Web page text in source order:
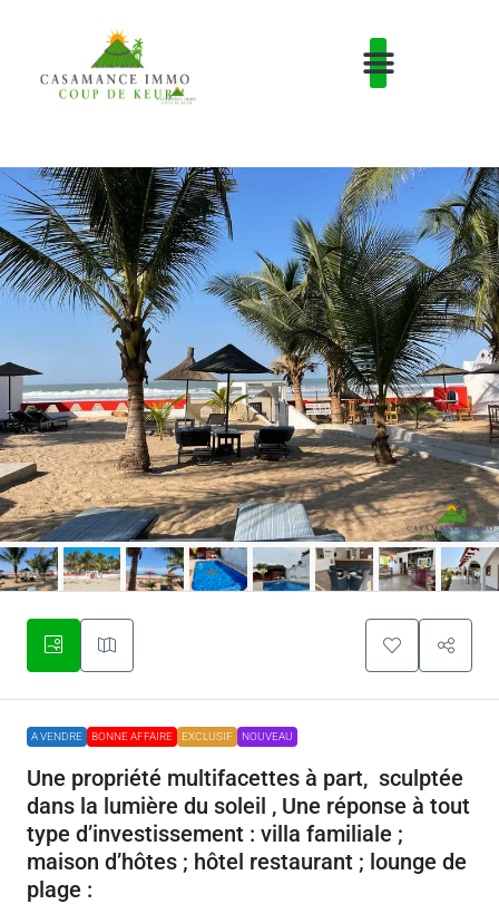
A VENDRE BONNE AFFAIRE EXCLUSIF NOUVEAU
Une propriété multifacettes à part, sculptée
dans la lumière du soleil , Une réponse à tout
type d’investissement : villa familiale ;
maison d’hôtes ; hôtel restaurant ; lounge de
plage :